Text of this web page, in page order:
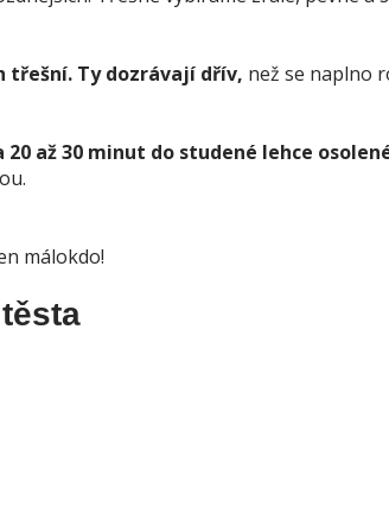
třešní. Ty dozrávají dřív, než se naplno
až 30 minut do studené lehce
málokdo!